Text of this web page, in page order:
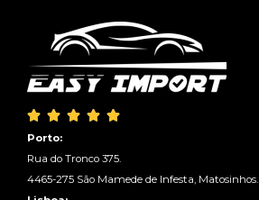
    
Porto:
Rua do Tronco 375.
4465-275 São Mamede de Infesta, Matosinhos.